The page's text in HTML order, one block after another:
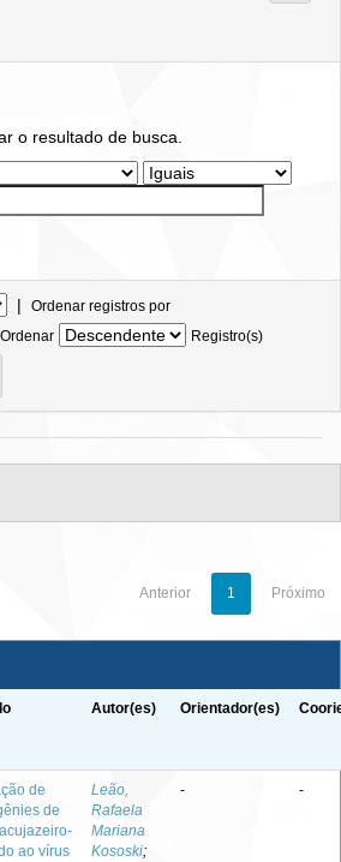
o resultado de busca.
| Ordenar registros por
Ordenar
Registro(s)
Anterior 1 Próximo
Autor(es) Orientador(es)
de
de
ao vírus
Leão,
Rafaela
Mariana
Kososki;
- -